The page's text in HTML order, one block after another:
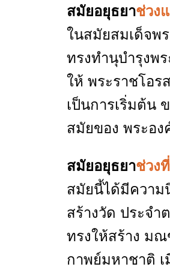
สมัยอยุธยาช่วง
ในสมัยสมเด็จพ
ทรงทำนุบำรุงพ
ให้ พระราชโอ
เป็นการเริ่มต้น
สมัยของ พระอ
สมัยอยุธยาช่วง
สมัยนี้ได้มีความ
สร้างวัด ประจำ
ทรงให้สร้าง ม
กาพย์มหาชาติ เ